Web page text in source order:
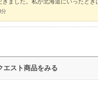
きました。私が北海道にいったと
分
エスト商品をみる